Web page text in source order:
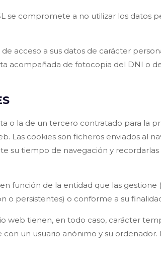
se compromete a no utilizar los datos
acceso a sus datos de carácter
acompañada de fotocopia del DNI o
o la de un tercero contratado para la
Las cookies son ficheros enviados al
su tiempo de navegación y
función de la entidad que las
o persistentes) o conforme a su
web tienen, en todo caso, carácter
un usuario anónimo y su